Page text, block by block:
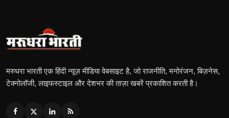
मरुधरा भारती एक हिंदी न्यूज़ मीडिया वेबसाइट है, जो राजनीति, मनोरंजन, बिज़नेस,
टेक्नोलॉजी, लाइफस्टाइल और देशभर की ताज़ा खबरें प्रकाशित करती है।